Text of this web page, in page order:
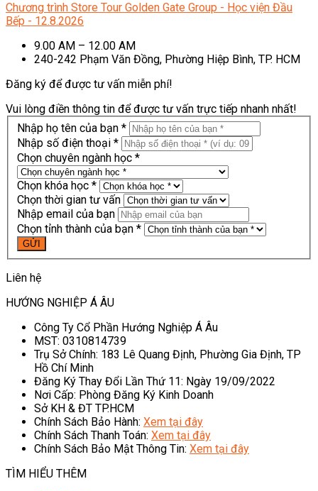
Chương trình Store Tour Golden Gate Group - Học viện Đầu
Bếp - 12.8.2026
9.00 AM – 12.00 AM
240-242 Phạm Văn Đồng, Phường Hiệp Bình, TP. HCM
Đăng ký để được tư vấn miễn phí!
Vui lòng điền thông tin để được tư vấn trực tiếp nhanh nhất!
Nhập họ tên của bạn *
Nhập số điện thoại *
Chọn chuyên ngành học *
Chọn khóa học *
Chọn thời gian tư vấn
Nhập email của bạn
Chọn tỉnh thành của bạn *
Liên hệ
HƯỚNG NGHIỆP Á ÂU
Công Ty Cổ Phần Hướng Nghiệp Á Âu
MST: 0310814739
Trụ Sở Chính: 183 Lê Quang Định, Phường Gia Định, TP
Hồ Chí Minh
Đăng Ký Thay Đổi Lần Thứ 11: Ngày 19/09/2022
Nơi Cấp: Phòng Đăng Ký Kinh Doanh
Sở KH & ĐT TP.HCM
Chính Sách Bảo Hành: Xem tại đây
Chính Sách Thanh Toán: Xem tại đây
Chính Sách Bảo Mật Thông Tin: Xem tại đây
TÌM HIỂU THÊM